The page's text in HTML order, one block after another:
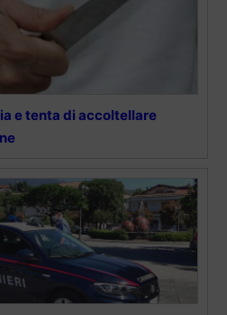
e tenta di accoltellare